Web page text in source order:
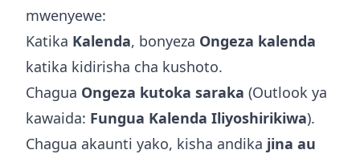
mwenyewe:
Katika Kalenda, bonyeza Ongeza kalenda
katika kidirisha cha kushoto.
Chagua Ongeza kutoka saraka (Outlook ya
kawaida: Fungua Kalenda Iliyoshirikiwa).
Chagua akaunti yako, kisha andika jina au